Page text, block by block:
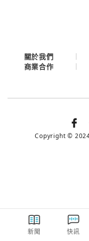
繼續表示
新聞 快訊
關於我們
商業合作
Copyright ©